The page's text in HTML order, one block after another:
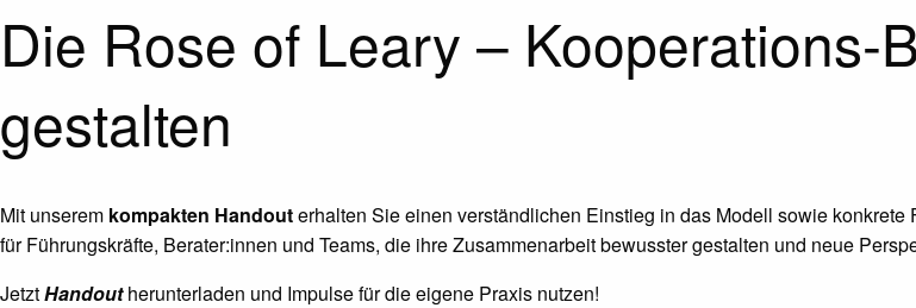
Die Rose of Leary – Kooperations-
gestalten
Mit unserem kompakten Handouterhalten Sie einen verständlichen Einstieg in das Modell sowie
für Führungskräfte, Berater:innen und Teams, die ihre Zusammenarbeit bewusster gestalten und neue
JetztHandoutherunterladen und Impulse für die eigene Praxis nutzen!